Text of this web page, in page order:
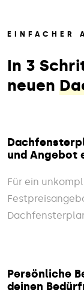
EINFACHER
In 3
neuen
und Angebot
Für ein
Persönliche
deinen